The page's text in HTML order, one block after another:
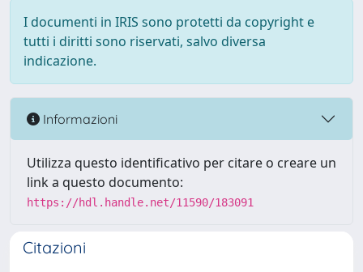
I documenti in IRIS sono protetti da copyright e
tutti i diritti sono riservati, salvo diversa
indicazione.
Informazioni
Utilizza questo identificativo per citare o creare un
link a questo documento:
https://hdl.handle.net/11590/183091
Citazioni